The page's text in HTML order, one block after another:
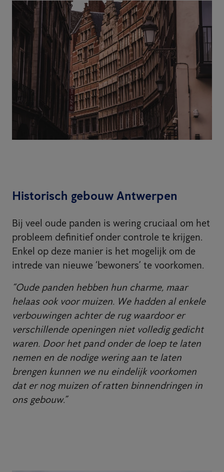
Historisch gebouw Antwerpen
Bij veel oude panden is wering cruciaal om het
probleem definitief onder controle te krijgen.
Enkel op deze manier is het mogelijk om de
intrede van nieuwe ‘bewoners’ te voorkomen.
“Oude panden hebben hun charme, maar
helaas ook voor muizen. We hadden al enkele
verbouwingen achter de rug waardoor er
verschillende openingen niet volledig gedicht
waren. Door het pand onder de loep te laten
nemen en de nodige wering aan te laten
brengen kunnen we nu eindelijk voorkomen
dat er nog muizen of ratten binnendringen in
ons gebouw.”